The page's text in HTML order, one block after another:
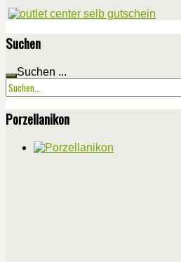
Suchen
Suchen ...
Porzellanikon